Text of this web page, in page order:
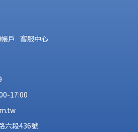
戶 客服中心
17:00
六段436號